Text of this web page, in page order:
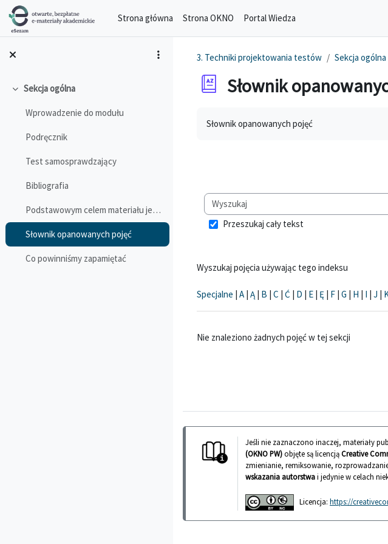
Przejdź do głównej zawartości
Strona główna
Strona OKNO Portal Wiedza
Minimalizuj
Sekcja ogólna
Wprowadzenie do modułu
Podręcznik
Test samosprawdzający
Bibliografia
Podstawowym celem materiału jest kompleksowe wprow...
Słownik opanowanych pojęć
Co powinniśmy zapamiętać
3. Techniki projektowania testów Sekcja ogólna
Słownik
Słownik opanowanych pojęć
Przeszukaj cały tekst
Wyszukaj pojęcia używając tego indeksu
Specjalne | A | Ą | B | C | Ć | D | E | Ę | F | G | H | I | J |
Nie znaleziono żadnych pojęć w tej sekcji
Jeśli nie zaznaczono inaczej, materiały
(OKNO PW)objęte są licencjąCreative
zmienianie, remiksowanie,
wskazania autorstwai jedynie w celach
Licencja: https://